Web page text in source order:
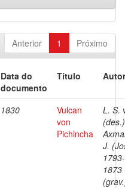
Anterior 1 Próximo
Data do
documento
Título
1830
Vulcan
von
Pichincha
L. S.
J.
1793-
1873